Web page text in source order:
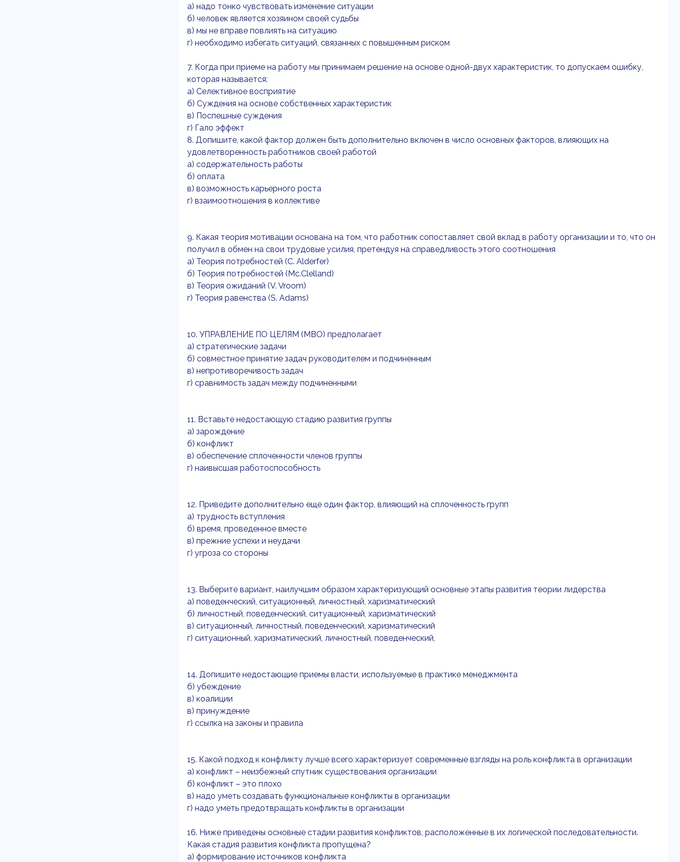
а) надо тонко чувствовать изменение ситуации
б) человек является хозяином своей судьбы
в) мы не вправе повлиять на ситуацию
г) необходимо избегать ситуаций, связанных с повышенным риском
7. Когда при приеме на работу мы принимаем решение на основе одной-двух характеристик, то допускаем ошибку,
которая называется:
а) Селективное восприятие
б) Суждения на основе собственных характеристик
в) Поспешные суждения
г) Гало эффект
8. Допишите, какой фактор должен быть дополнительно включен в число основных факторов, влияющих на
удовлетворенность работников своей работой
а) содержательность работы
б) оплата
в) возможность карьерного роста
г) взаимоотношения в коллективе
9. Какая теория мотивации основана на том, что работник сопоставляет свой вклад в работу организации и то, что он
получил в обмен на свои трудовые усилия, претендуя на справедливость этого соотношения
а) Теория потребностей (C. Alderfer)
б) Теория потребностей (Mc.Clelland)
в) Теория ожиданий (V. Vroom)
г) Теория равенства (S. Adams)
10. УПРАВЛЕНИЕ ПО ЦЕЛЯМ (МВО) предполагает
а) стратегические задачи
б) совместное принятие задач руководителем и подчиненным
в) непротиворечивость задач
г) сравнимость задач между подчиненными
11. Вставьте недостающую стадию развития группы
а) зарождение
б) конфликт
в) обеспечение сплоченности членов группы
г) наивысшая работоспособность
12. Приведите дополнительно еще один фактор, влияющий на сплоченность групп
а) трудность вступления
б) время, проведенное вместе
в) прежние успехи и неудачи
г) угроза со стороны
13. Выберите вариант, наилучшим образом характеризующий основные этапы развития теории лидерства
а) поведенческий, ситуационный, личностный, харизматический
б) личностный, поведенческий, ситуационный, харизматический
в) ситуационный, личностный, поведенческий, харизматический
г) ситуационный, харизматический, личностный, поведенческий,
14. Допишите недостающие приемы власти, используемые в практике менеджмента
б) убеждение
в) коалиции
в) принуждение
г) ссылка на законы и правила
15. Какой подход к конфликту лучше всего характеризует современные взгляды на роль конфликта в организации
а) конфликт – неизбежный спутник существования организации
б) конфликт – это плохо
в) надо уметь создавать функциональные конфликты в организации
г) надо уметь предотвращать конфликты в организации
16. Ниже приведены основные стадии развития конфликтов, расположенные в их логической последовательности.
Какая стадия развития конфликта пропущена?
а) формирование источников конфликта